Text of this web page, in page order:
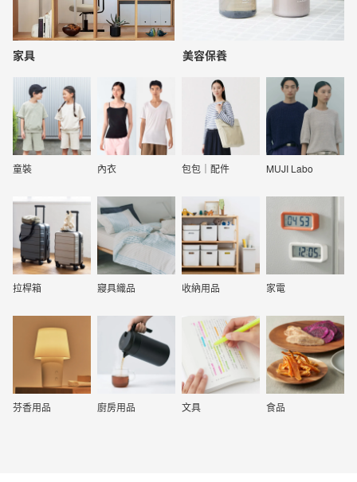
家具 美容保養
童裝 內衣 包包｜配件 MUJI Labo
拉桿箱 寢具織品 收納用品 家電
芬香用品 廚房用品 文具 食品